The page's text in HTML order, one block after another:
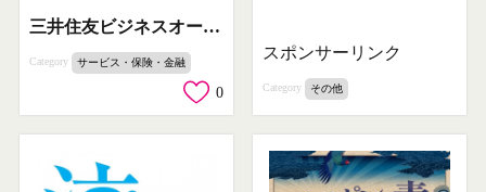
三井住友ビジネスオーナーズ法人カード
Category サービス・保険・金融
0
スポンサーリンク
Category その他